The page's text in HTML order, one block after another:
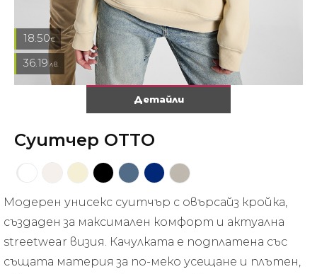
Детайли
18.50€
36.19лв.
Суитчер OTTO
Модерен унисекс суитчър с овърсайз кройка,
създаден за максимален комфорт и актуална
streetwear визия. Качулката е подплатена със
същата материя за по-меко усещане и плътен,